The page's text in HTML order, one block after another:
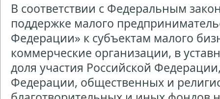
В соответствии с Федеральным
поддержке малого
Федерации» к субъектам малого
коммерческие организации, в
доля участия Российской
Федерации, общественных и